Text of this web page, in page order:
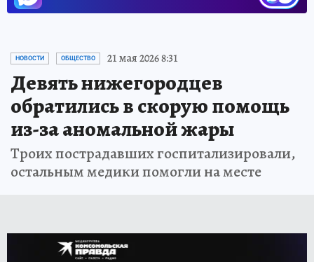
НОВОСТИ ОБЩЕСТВО 21 мая 2026 8:31
Девять нижегородцев
обратились в скорую помощь
из-за аномальной жары
Троих пострадавших госпитализировали,
остальным медики помогли на месте